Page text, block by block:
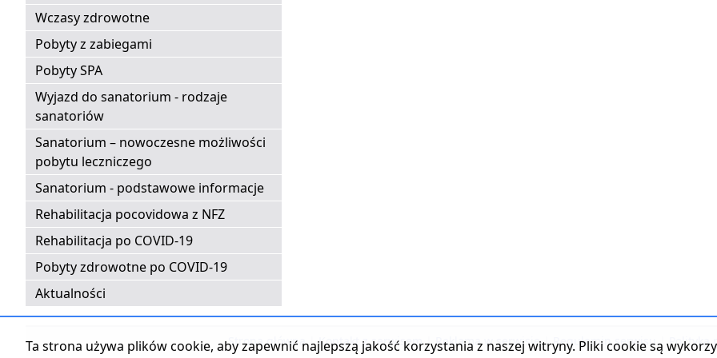
Wczasy zdrowotne
Pobyty z zabiegami
Pobyty SPA
Wyjazd do sanatorium - rodzaje
sanatoriów
Sanatorium – nowoczesne możliwości
pobytu leczniczego
Sanatorium - podstawowe informacje
Rehabilitacja pocovidowa z NFZ
Rehabilitacja po COVID-19
Pobyty zdrowotne po COVID-19
Aktualności
Strona główna | Kontakt z serwisem | Reklama w serwisie | Regulamin serwisu | Polityka
Ta strona używa plików cookie, aby zapewnić najlepszą jakość korzystania z naszej witryny. Pliki cookie są